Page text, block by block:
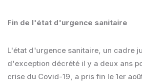
Fin de l'état d'urgence sanitaire
L'état d'urgence sanitaire, un cadre
d'exception décrété il y a deux ans
crise du Covid-19, a pris fin le 1er